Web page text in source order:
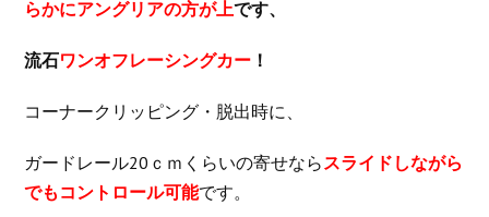
らかにアングリアの方が上です、
流石ワンオフレーシングカー ！
コーナークリッピング・脱出時に、
ガードレール20ｃｍくらいの寄せならスライドしながら
でもコントロール可能です。